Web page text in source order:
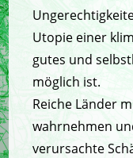
Utopie einer
gutes und
möglich ist.
Reiche Länder
wahrnehmen
verursachte